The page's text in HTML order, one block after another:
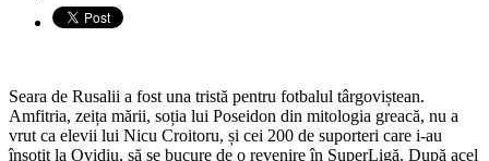
Seara de Rusalii a fost una tristă pentru fotbalul târgoviștean.
Amfitria, zeița mării, soția lui Poseidon din mitologia greacă, nu a
vrut ca elevii lui Nicu Croitoru, și cei 200 de suporteri care i-au
însoțit la Ovidiu, să se bucure de o revenire în SuperLigă. După acel